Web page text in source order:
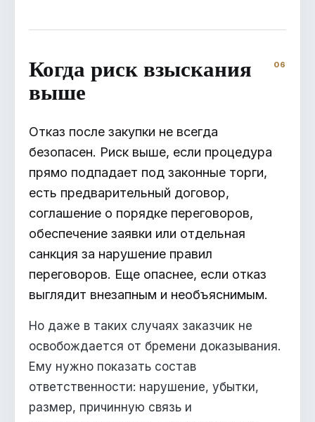
Когда риск взыскания
выше
Отказ после закупки не всегда
безопасен. Риск выше, если процедура
прямо подпадает под законные торги,
есть предварительный договор,
соглашение о порядке переговоров,
обеспечение заявки или отдельная
санкция за нарушение правил
переговоров. Еще опаснее, если отказ
выглядит внезапным и необъяснимым.
Но даже в таких случаях заказчик не
освобождается от бремени доказывания.
Ему нужно показать состав
ответственности: нарушение, убытки,
размер, причинную связь и